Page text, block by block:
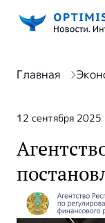
Главная
12 сентября 2025